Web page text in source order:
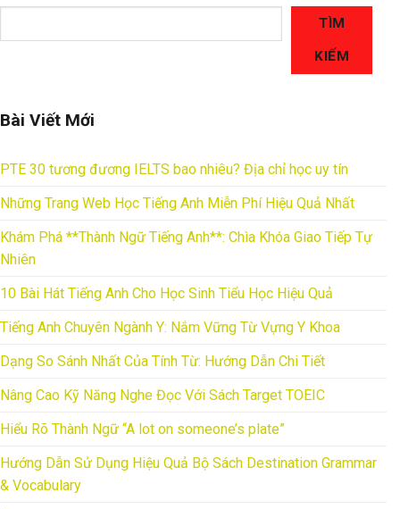
TÌM
KIẾM
Bài Viết Mới
PTE 30 tương đương IELTS bao nhiêu? Địa chỉ học uy tín
Những Trang Web Học Tiếng Anh Miễn Phí Hiệu Quả Nhất
Khám Phá **Thành Ngữ Tiếng Anh**: Chìa Khóa Giao Tiếp Tự
Nhiên
10 Bài Hát Tiếng Anh Cho Học Sinh Tiểu Học Hiệu Quả
Tiếng Anh Chuyên Ngành Y: Nắm Vững Từ Vựng Y Khoa
Dạng So Sánh Nhất Của Tính Từ: Hướng Dẫn Chi Tiết
Nâng Cao Kỹ Năng Nghe Đọc Với Sách Target TOEIC
Hiểu Rõ Thành Ngữ “A lot on someone’s plate”
Hướng Dẫn Sử Dụng Hiệu Quả Bộ Sách Destination Grammar
& Vocabulary